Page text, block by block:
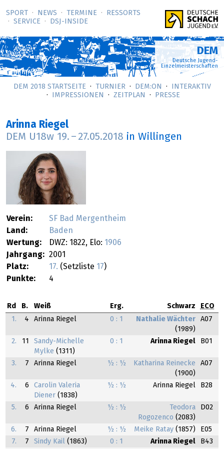
SPORT NEWS TERMINE
RESSORTS
SERVICE
DSJ-­INSIDE
DEM
Deutsche Jugend-
Einzelmeisterschaften
DEM 2018 STARTSEITE TURNIER DEM:ON
INTERAKTIV
IMPRESSIONEN
ZEITPLAN PRESSE
Arinna Riegel
DEM U18w 19. – 27.05.2018 in Willingen
Verein:
SF Bad Mergentheim
Land:
Baden
Wertung:
DWZ: 1822, Elo: 1906
Jahrgang: 2001
Platz:
17. (Setzliste 17)
Punkte:
4
Rd B. Weiß Erg. Schwarz
ECO
1.
4 Arinna Riegel 0 : 1
Nathalie Wächter
(1989)
A07
2. 11
Sandy-Michelle
Mylke (1311)
0 : 1 Arinna Riegel B01
3. 7 Arinna Riegel ½ : ½
Katharina Reinecke
(1900)
A07
4. 6
Carolin Valeria
Diener (1838)
½ : ½ Arinna Riegel B28
5. 6 Arinna Riegel ½ : ½
Teodora
Rogozenco (2083)
D02
6. 7 Arinna Riegel ½ : ½ Meike Ratay (1857)
E05
7.
7 Sindy Kail (1863) 0 : 1 Arinna Riegel B43